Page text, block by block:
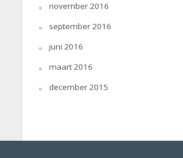
november 2016
september 2016
juni 2016
maart 2016
december 2015